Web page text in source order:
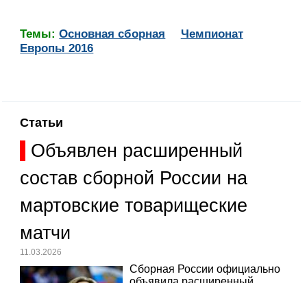
Темы:Основная сборная
Чемпионат
Европы 2016
Статьи
Объявлен расширенный
состав сборной России на
мартовские товарищеские
матчи
11.03.2026
Сборная России официально